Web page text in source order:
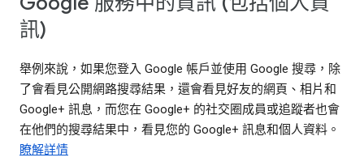
訊)
舉例來說，如果您登入 Google 帳戶並使用 Google 搜尋，除
了會看見公開網路搜尋結果，還會看見好友的網頁、相片和
Google+ 訊息，而您在 Google+ 的社交圈成員或追蹤者也會
在他們的搜尋結果中，看見您的 Google+ 訊息和個人資料。
瞭解詳情